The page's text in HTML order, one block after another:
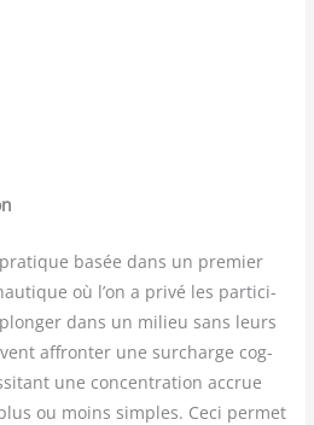
basée dans un pre­mier
où l’on a pri­vé les par­ti­ci­
dans un milieu sans leurs
affron­ter une sur­charge cog­
une concen­tra­tion accrue
ou moins simples. Ceci per­met